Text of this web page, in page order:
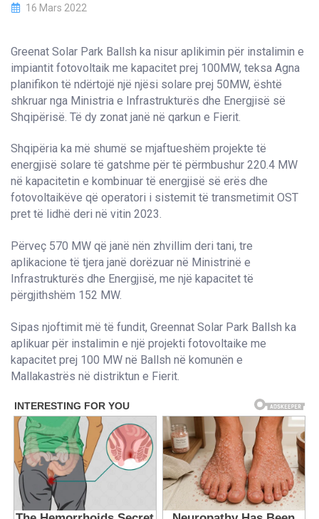
16 Mars 2022
Greenat Solar Park Ballsh ka nisur aplikimin për instalimin e
impiantit fotovoltaik me kapacitet prej 100MW, teksa Agna
planifikon të ndërtojë një njësi solare prej 50MW, është
shkruar nga Ministria e Infrastrukturës dhe Energjisë së
Shqipërisë. Të dy zonat janë në qarkun e Fierit.
Shqipëria ka më shumë se mjaftueshëm projekte të
energjisë solare të gatshme për të përmbushur 220.4 MW
në kapacitetin e kombinuar të energjisë së erës dhe
fotovoltaikëve që operatori i sistemit të transmetimit OST
pret të lidhë deri në vitin 2023.
Përveç 570 MW që janë nën zhvillim deri tani, tre
aplikacione të tjera janë dorëzuar në Ministrinë e
Infrastrukturës dhe Energjisë, me një kapacitet të
përgjithshëm 152 MW.
Sipas njoftimit më të fundit, Greennat Solar Park Ballsh ka
aplikuar për instalimin e një projekti fotovoltaike me
kapacitet prej 100 MW në Ballsh në komunën e
Mallakastrës në distriktun e Fierit.